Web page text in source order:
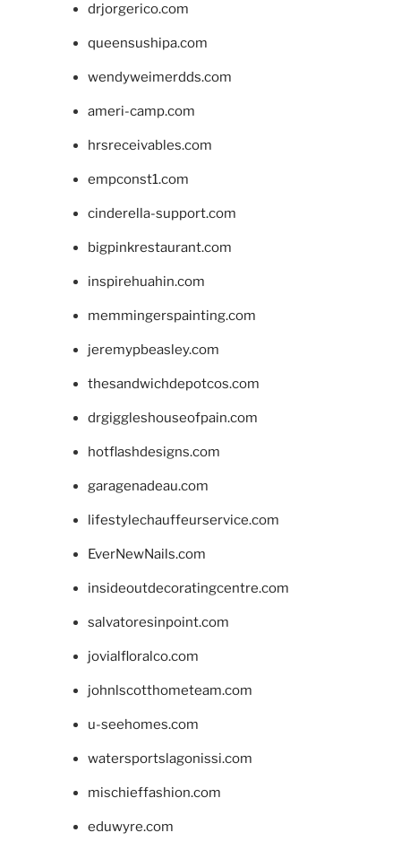
drjorgerico.com
queensushipa.com
wendyweimerdds.com
ameri-camp.com
hrsreceivables.com
empconst1.com
cinderella-support.com
bigpinkrestaurant.com
inspirehuahin.com
memmingerspainting.com
jeremypbeasley.com
thesandwichdepotcos.com
drgiggleshouseofpain.com
hotflashdesigns.com
garagenadeau.com
lifestylechauffeurservice.com
EverNewNails.com
insideoutdecoratingcentre.com
salvatoresinpoint.com
jovialfloralco.com
johnlscotthometeam.com
u-seehomes.com
watersportslagonissi.com
mischieffashion.com
eduwyre.com